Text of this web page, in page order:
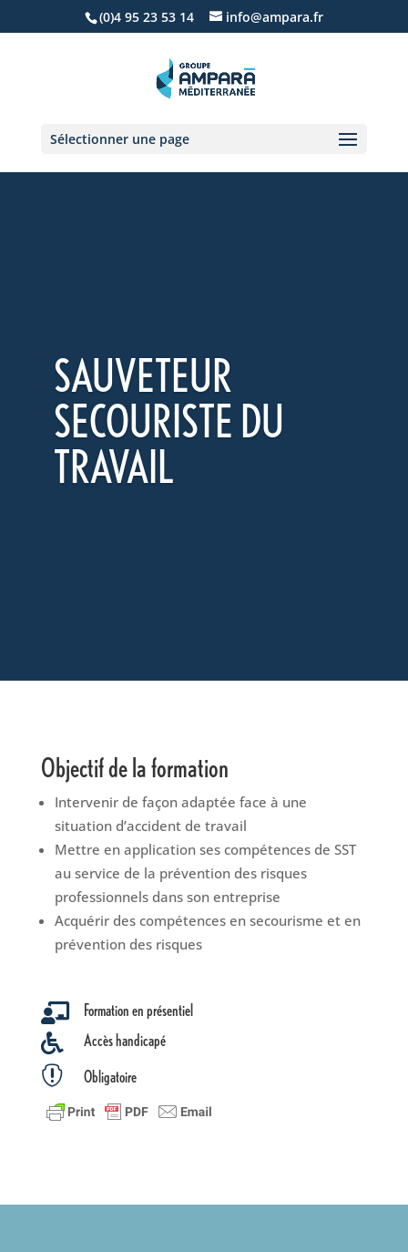
(0)4 95 23 53 14 info@ampara.fr
Sélectionner une page
SAUVETEUR
SECOURISTE DU
TRAVAIL
Objectif de la formation
Intervenir de façon adaptée face à une
situation d’accident de travail
Mettre en application ses compétences de SST
au service de la prévention des risques
professionnels dans son entreprise
Acquérir des compétences en secourisme et en
prévention des risques
 Formation en présentiel
 Accès handicapé
 Obligatoire